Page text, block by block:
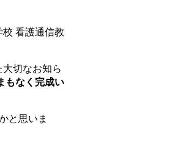
看護通信教
切なお知ら
もなく完成い
と思いま